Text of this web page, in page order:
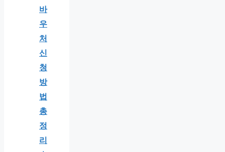
바
우
처
신
청
방
법
총
정
리